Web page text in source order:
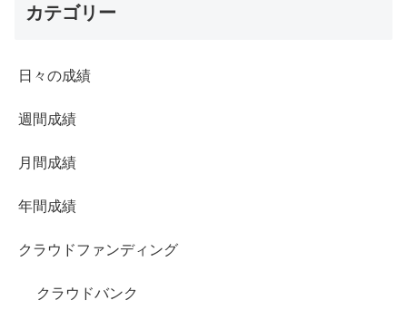
カテゴリー
日々の成績
週間成績
月間成績
年間成績
クラウドファンディング
クラウドバンク